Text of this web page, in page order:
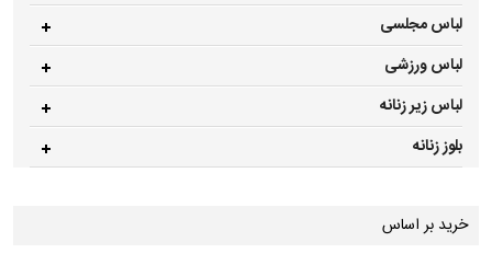
لباس مجلسی
لباس ورزشی
لباس زیر زنانه
بلوز زنانه
خرید بر اساس